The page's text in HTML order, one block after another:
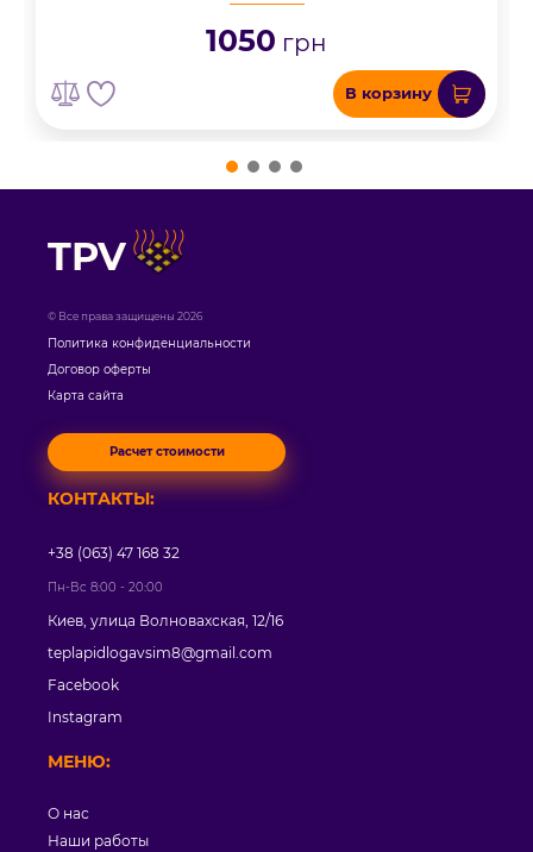
1050 грн
В корзину
TPV
© Все права защищены 2026
Политика конфиденциальности
Договор оферты
Карта сайта
Расчет стоимости
МЕНЮ:
О нас
Наши работы
КОНТАКТЫ:
+38 (063) 47 168 32
Пн-Вс 8:00 - 20:00
Киев, улица Волновахская, 12/16
teplapidlogavsim8@gmail.com
Facebook
Instagram